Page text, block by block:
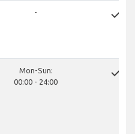
- done
Mon-Sun:
00:00 - 24:00
done